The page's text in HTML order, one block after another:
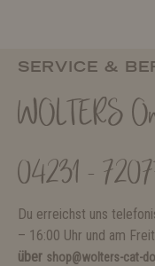
SERVICE &
WOLTERS
04231 -
Du erreichst uns
– 16:00 Uhr und am
über shop@wolters-cat-